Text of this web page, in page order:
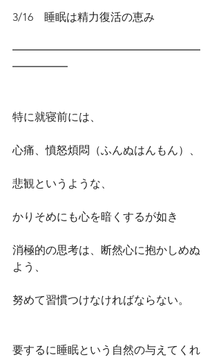
3/16　睡眠は精力復活の恵み
━━━━━━━━━━━━━━━━━
━━━━━
特に就寝前には、
心痛、憤怒煩悶（ふんぬはんもん）、
悲観というような、
かりそめにも心を暗くするが如き
消極的の思考は、断然心に抱かしめぬ
よう、
努めて習慣つけなければならない。
要するに睡眠という自然の与えてくれ